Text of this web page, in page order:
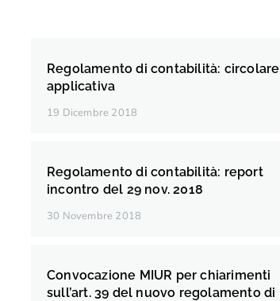
Regolamento di contabilità: circolare
applicativa
19 Dicembre 2018
Regolamento di contabilità: report
incontro del 29 nov. 2018
30 Novembre 2018
Convocazione MIUR per chiarimenti
sull’art. 39 del nuovo regolamento di